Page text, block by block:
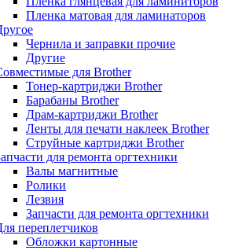
Пленка матовая для ламинаторов
Чернила и заправки прочие
Другие
для Brother
Тонер-картриджи Brother
Барабаны Brother
Драм-картриджи Brother
Ленты для печати наклеек Brother
Струйные картриджи Brother
для ремонта оргтехники
Валы магнитные
Ролики
Лезвия
Запчасти для ремонта оргтехники
переплетчиков
Обложки картонные